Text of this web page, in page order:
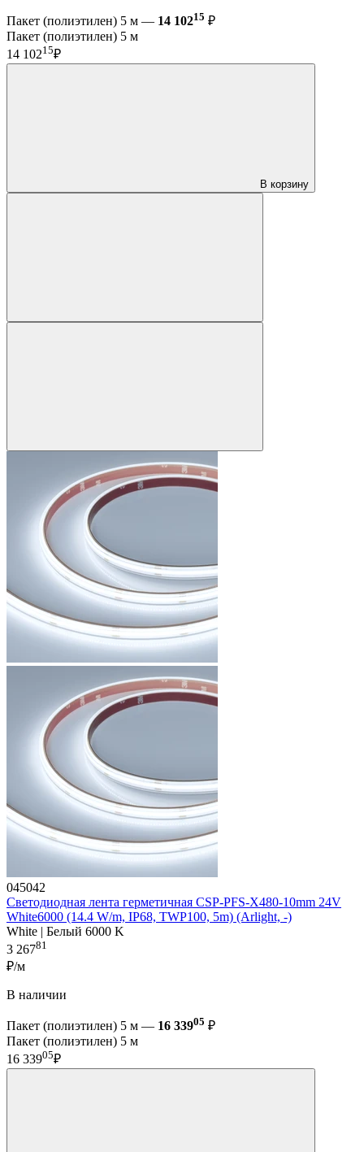
Пакет (полиэтилен) 5 м — 14 10215 ₽
Пакет (полиэтилен) 5 м
14 10215₽
В корзину
045042
Светодиодная лента герметичная CSP-PFS-X480-10mm 24V
White6000 (14.4 W/m, IP68, TWP100, 5m) (Arlight, -)
White | Белый 6000 K
3 26781
₽/м
В наличии
Пакет (полиэтилен) 5 м — 16 33905 ₽
Пакет (полиэтилен) 5 м
16 33905₽